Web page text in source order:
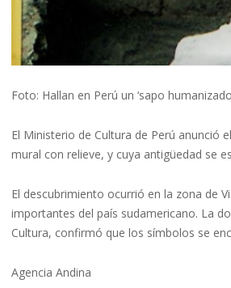
Foto: Hallan en Perú un ‘sapo
El Ministerio de Cultura de Perú anunció
mural con relieve, y cuya antigüedad se
El descubrimiento ocurrió en la zona de
importantes del país sudamericano. La
Cultura, confirmó que los símbolos se
Agencia Andina